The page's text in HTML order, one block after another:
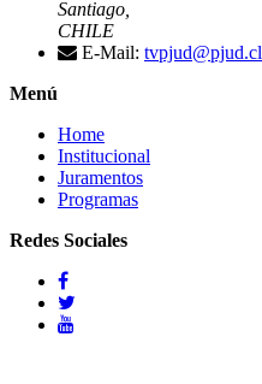
Santiago,
CHILE
E-Mail: tvpjud@pjud.cl
Menú
Home
Institucional
Juramentos
Programas
Redes Sociales